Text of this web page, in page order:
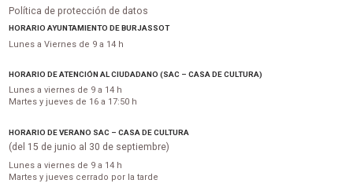
Política de protección de datos
HORARIO AYUNTAMIENTO DE BURJASSOT
Lunes a Viernes de 9 a 14 h
HORARIO DE ATENCIÓN AL CIUDADANO (SAC – CASA DE CULTURA)
Lunes a viernes de 9 a 14 h
Martes y jueves de 16 a 17:50 h
HORARIO DE VERANO SAC – CASA DE CULTURA
(del 15 de junio al 30 de septiembre)
Lunes a viernes de 9 a 14 h
Martes y jueves cerrado por la tarde